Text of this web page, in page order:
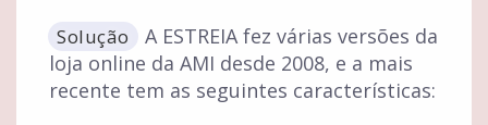
Solução
A ESTREIA fez várias versões da
loja online da AMI desde 2008, e a mais
recente tem as seguintes características: